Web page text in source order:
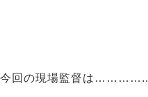
今回の現場監督は…………..